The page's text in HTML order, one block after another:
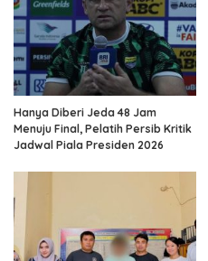
Hanya Diberi Jeda 48 Jam
Menuju Final, Pelatih Persib Kritik
Jadwal Piala Presiden 2026